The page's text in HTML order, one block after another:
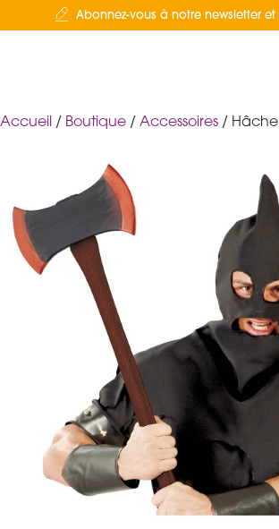
Abonnez-vous à notre newsletter et
Accueil / Boutique / Accessoires /